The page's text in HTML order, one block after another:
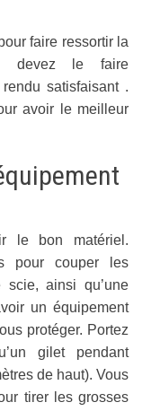
faire ressortir la
devez le faire
satisfaisant .
avoir le meilleur
le bon matériel.
pour couper les
scie, ainsi qu’une
un équipement
protéger. Portez
gilet pendant
de haut). Vous
tirer les grosses